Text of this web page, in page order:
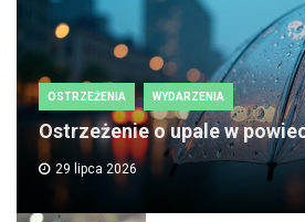
OSTRZEŻENIA WYDARZENIA
Ostrzeżenie o upale w
29 lipca 2026